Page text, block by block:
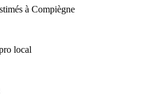
à Compiègne
local